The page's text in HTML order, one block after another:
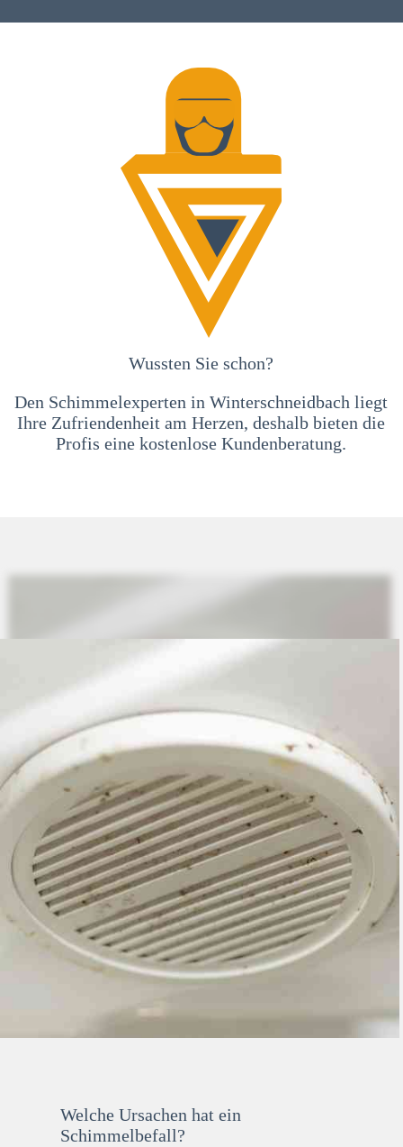
Wussten Sie schon?
Den Schimmelexperten in Winterschneidbach liegt
Ihre Zufriendenheit am Herzen, deshalb bieten die
Profis eine kostenlose Kundenberatung.
Welche Ursachen hat ein
Schimmelbefall?